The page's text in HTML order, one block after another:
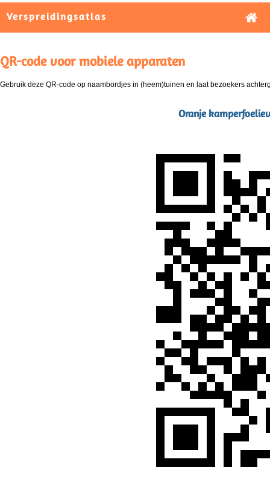
Verspreidingsatlas
QR-code voor mobiele apparaten
Gebruik deze QR-code op naambordjes in (heem)tuinen en laat bezoekers
Oranje